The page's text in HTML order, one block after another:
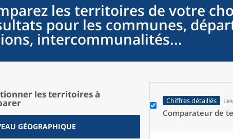
les territoires de votre
pour les communes,
intercommunalités...
les territoires à
GÉOGRAPHIQUE
Chiffres détaillés
Comparateur de